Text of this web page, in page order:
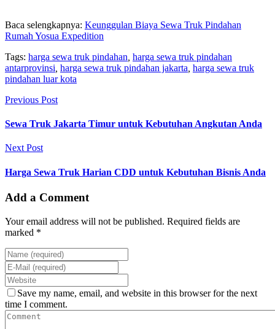
Baca selengkapnya: Keunggulan Biaya Sewa Truk Pindahan
Rumah Yosua Expedition
Tags: harga sewa truk pindahan harga sewa truk pindahan
antarprovinsi harga sewa truk pindahan jakarta harga sewa truk
pindahan luar kota
Previous Post
Sewa Truk Jakarta Timur untuk Kebutuhan Angkutan Anda
Next Post
Harga Sewa Truk Harian CDD untuk Kebutuhan Bisnis Anda
Add a Comment
Your email address will not be published. Required fields are
marked *
Save my name, email, and website in this browser for the next
time I comment.